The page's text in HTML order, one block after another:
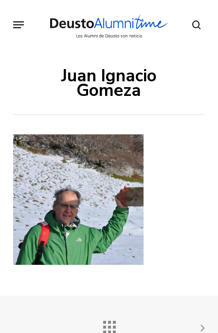
main
Menu
Juan Ignacio
Gomeza